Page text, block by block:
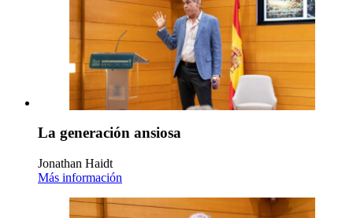
La generación ansiosa
Jonathan Haidt
Más información